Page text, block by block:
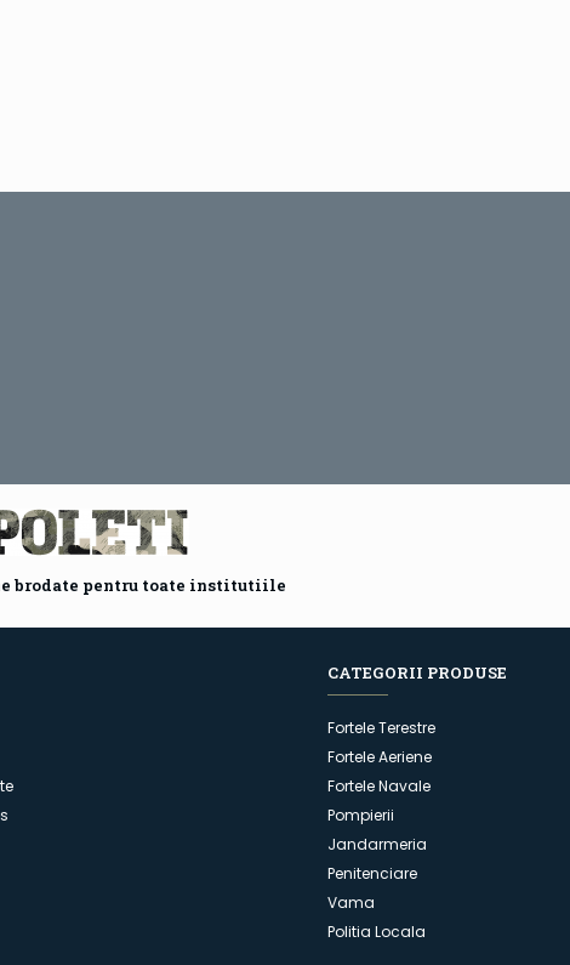
brodate pentru toate institutiile
CATEGORII PRODUSE
Fortele Terestre
Fortele Aeriene
Fortele Navale
Pompierii
Jandarmeria
Penitenciare
Vama
Politia Locala